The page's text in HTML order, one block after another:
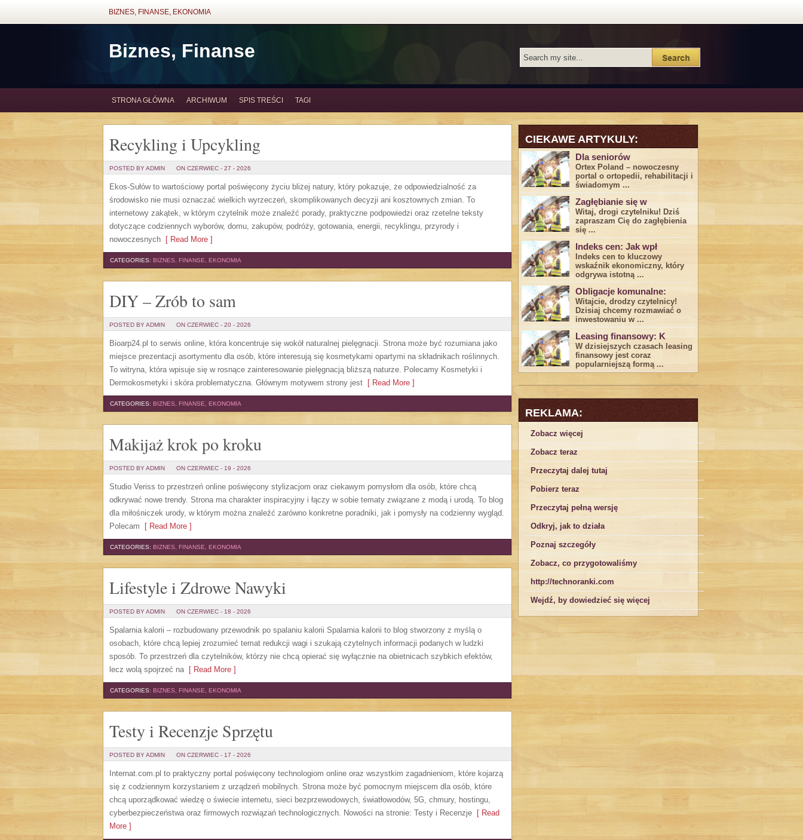
BIZNES, FINANSE, EKONOMIA
Biznes, Finanse
STRONA GŁÓWNA ARCHIWUM SPIS TREŚCI TAGI
Recykling i Upcykling
POSTED BY ADMIN ON CZERWIEC - 27 - 2026
Ekos-Sułów to wartościowy portal poświęcony życiu bliżej natury, który pokazuje, że odpowiedzialność za
środowisko nie musi oznaczać wielkich wyrzeczeń, skomplikowanych decyzji ani kosztownych zmian. To
internetowy zakątek, w którym czytelnik może znaleźć porady, praktyczne podpowiedzi oraz rzetelne teksty
dotyczące codziennych wyborów, domu, zakupów, podróży, gotowania, energii, recyklingu, przyrody i
nowoczesnych [ Read More ]
CATEGORIES: BIZNES, FINANSE, EKONOMIA
DIY – Zrób to sam
POSTED BY ADMIN ON CZERWIEC - 20 - 2026
Bioarp24.pl to serwis online, która koncentruje się wokół naturalnej pielęgnacji. Strona może być rozumiana jako
miejsce prezentacji asortymentu dla osób, które interesują się kosmetykami opartymi na składnikach roślinnych.
To witryna, która wpisuje się w rosnące zainteresowanie pielęgnacją bliższą naturze. Polecamy Kosmetyki i
Dermokosmetyki i skóra problematyczna. Głównym motywem strony jest [ Read More ]
CATEGORIES: BIZNES, FINANSE, EKONOMIA
Makijaż krok po kroku
POSTED BY ADMIN ON CZERWIEC - 19 - 2026
Studio Veriss to przestrzeń online poświęcony stylizacjom oraz ciekawym pomysłom dla osób, które chcą
odkrywać nowe trendy. Strona ma charakter inspiracyjny i łączy w sobie tematy związane z modą i urodą. To blog
dla miłośniczek urody, w którym można znaleźć zarówno konkretne poradniki, jak i pomysły na codzienny wygląd.
Polecam [ Read More ]
CATEGORIES: BIZNES, FINANSE, EKONOMIA
Lifestyle i Zdrowe Nawyki
POSTED BY ADMIN ON CZERWIEC - 18 - 2026
Spalarnia kalorii – rozbudowany przewodnik po spalaniu kalorii Spalarnia kalorii to blog stworzony z myślą o
osobach, które chcą lepiej zrozumieć temat redukcji wagi i szukają czytelnych informacji podanych w ludzki
sposób. To przestrzeń dla czytelników, którzy nie chcą opierać się wyłącznie na obietnicach szybkich efektów,
lecz wolą spojrzeć na[ Read More ]
CATEGORIES: BIZNES, FINANSE, EKONOMIA
Testy i Recenzje Sprzętu
POSTED BY ADMIN ON CZERWIEC - 17 - 2026
Internat.com.pl to praktyczny portal poświęcony technologiom online oraz wszystkim zagadnieniom, które kojarzą
się z codziennym korzystaniem z urządzeń mobilnych. Strona może być pomocnym miejscem dla osób, które
chcą uporządkować wiedzę o świecie internetu, sieci bezprzewodowych, światłowodów, 5G, chmury, hostingu,
cyberbezpieczeństwa oraz firmowych rozwiązań technologicznych. Nowości na stronie: Testy i Recenzje [ Read
More ]
CIEKAWE ARTYKULY:
Dla seniorów
Ortex Poland – nowoczesny
portal o ortopedii, rehabilitacji i
świadomym ...
Zagłębianie się w
Witaj, drogi ⁤czytelniku! Dziś
zapraszam Cię do‍ zagłębienia
‍się⁢ ...
Indeks cen: Jak wpł
Indeks cen to kluczowy
wskaźnik ekonomiczny, który
odgrywa ​istotną ...
Obligacje komunalne:
Witajcie, drodzy czytelnicy!
Dzisiaj chcemy rozmawiać o
inwestowaniu w ...
Leasing finansowy: K
W dzisiejszych czasach leasing ​
finansowy jest ⁢coraz
popularniejszą formą ...
REKLAMA:
Zobacz więcej
Zobacz teraz
Przeczytaj dalej tutaj
Pobierz teraz
Przeczytaj pełną wersję
Odkryj, jak to działa
Poznaj szczegóły
Zobacz, co przygotowaliśmy
http://technoranki.com
Wejdź, by dowiedzieć się więcej